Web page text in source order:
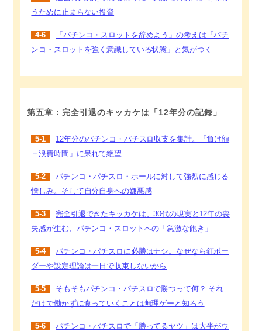
うために止まらない投資
4-6
「パチンコ・スロットを辞めよう」の考えは「パチ
ンコ・スロットを強く意識している状態」と気がつく
第五章：完全引退のキッカケは「12年分の記録」
5-1
12年分のパチンコ・パチスロ収支を集計。「負け額
＋浪費時間」に呆れて絶望
5-2
パチンコ・パチスロ・ホールに対して強烈に感じる
憎しみ。そして自分自身への嫌悪感
5-3
完全引退できたキッカケは、30代の現実と12年の喪
失感が生む、パチンコ・スロットへの「急激な飽き」
5-4
パチンコ・パチスロに必勝はナシ。なぜなら釘ボー
ダーや設定理論は一日で収束しないから
5-5
そもそもパチンコ・パチスロで勝つって何？ それ
だけで働かずに食っていくことは無理ゲーと知ろう
5-6
パチンコ・パチスロで「勝ってるヤツ」は大半がウ